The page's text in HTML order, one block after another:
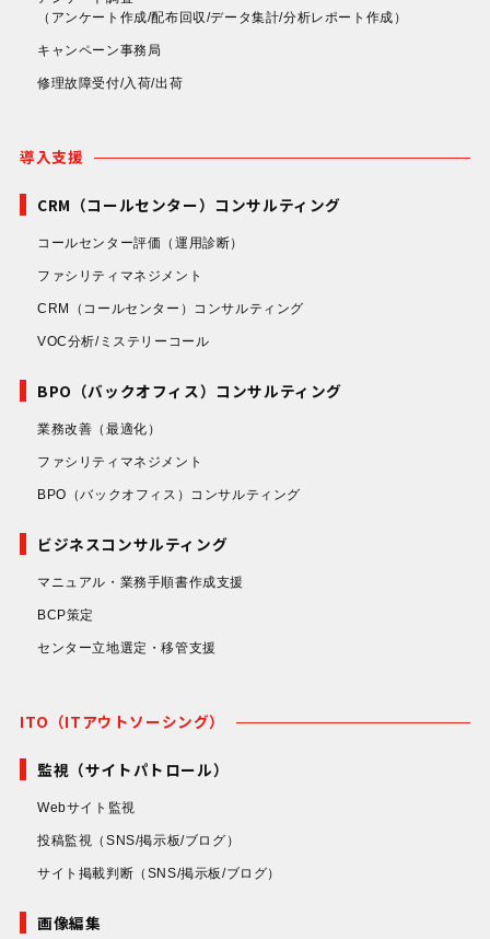
（アンケート作成/配布回収/データ集計/分析レポート作成）
キャンペーン事務局
修理故障受付/入荷/出荷
導入支援
CRM（コールセンター）コンサルティング
コールセンター評価 （運用診断）
ファシリティマネジメント
CRM（コールセンター）コンサルティング
VOC分析/ミステリーコール
BPO（バックオフィス）コンサルティング
業務改善 （最適化）
ファシリティマネジメント
BPO（バックオフィス）コンサルティング
ビジネスコンサルティング
マニュアル・業務手順書作成支援
BCP策定
センター立地選定・移管支援
ITO（ITアウトソーシング）
監視（サイトパトロール）
Webサイト監視
投稿監視 （SNS/掲示板/ブログ）
サイト掲載判断 （SNS/掲示板/ブログ）
画像編集